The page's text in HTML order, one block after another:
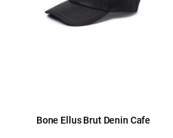
Bone Ellus Brut Denin Cafe